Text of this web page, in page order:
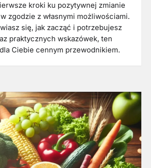
kroki ku pozytywnej zmianie
zgodzie z własnymi możliwościami.
się, jak zacząć i potrzebujesz
praktycznych wskazówek, ten
Ciebie cennym przewodnikiem.